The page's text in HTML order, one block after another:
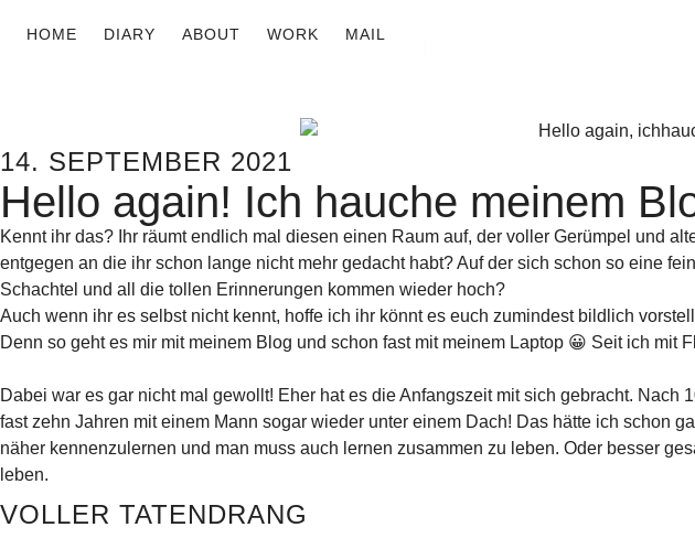
HOME DIARY ABOUT WORK MAIL
14. SEPTEMBER 2021
Hello again! Ich hauche meinem
Kennt ihr das? Ihr räumt endlich mal diesen einen Raum auf, der voller Gerümpel und
entgegen an die ihr schon lange nicht mehr gedacht habt? Auf der sich schon so eine
Schachtel und all die tollen Erinnerungen kommen wieder hoch?
Auch wenn ihr es selbst nicht kennt, hoffe ich ihr könnt es euch zumindest bildlich
Denn so geht es mir mit meinem Blog und schon fast mit meinem Laptop 😀 Seit ich
Dabei war es gar nicht mal gewollt! Eher hat es die Anfangszeit mit sich gebracht.
fast zehn Jahren mit einem Mann sogar wieder unter einem Dach! Das hätte ich schon
näher kennenzulernen und man muss auch lernen zusammen zu leben. Oder besser
leben.
VOLLER TATENDRANG